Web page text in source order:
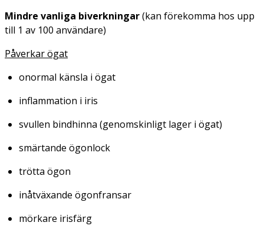
Mindre vanliga biverkningar(kan förekomma hos upp
till 1 av 100 användare)
Påverkar ögat
onormal känsla i ögat
inflammation i iris
svullen bindhinna (genomskinligt lager i ögat)
smärtande ögonlock
trötta ögon
inåtväxande ögonfransar
mörkare irisfärg